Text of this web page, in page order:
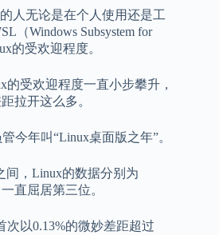
人无论是在个人使用还是工
（Windows Subsystem for
的受欢迎程度。
受欢迎程度一直小步攀升，
拉开这么多。
今年叫“Linux桌面版之年”。
间，Linux的数据分别为
直屈居第三位。
次以0.13%的微妙差距超过